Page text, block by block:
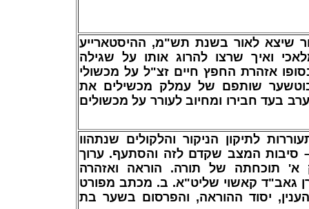
שיצא לאור בשנת תש"מ, ההיסטארייע
ואיך שרצו להרוג אותו על שגילה
אזהרת החפץ חיים זצ"ל על מכשולי
שותפם של עמלק מכשילים את
בעד חבירו ומחיוב לעורר על מכשולים
לתיקון הניקור והלקולים שנתהוו
סיבות המצב שקדם לזה והסתעף. ערוך
תוכחתה של תורה. הוראה ואזהרה
גאב"ד קאשוי שליט"א. ב. מכתב מפורט
יסוד ההוראה, והפרסום בשער בת